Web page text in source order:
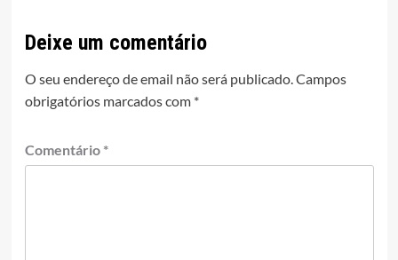
Deixe um comentário
O seu endereço de email não será publicado. Campos
obrigatórios marcados com *
Comentário *